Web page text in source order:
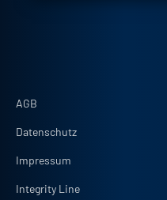
AGB
Datenschutz
Impressum
Integrity Line